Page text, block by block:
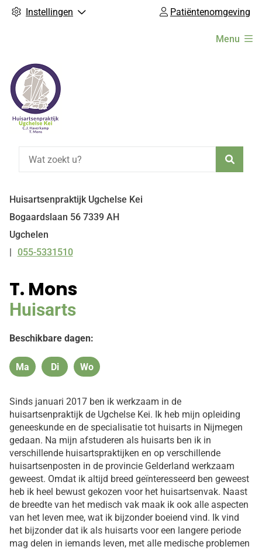
Instellingen Patiëntenomgeving
Menu
Huisartsenpraktijk Ugchelse Kei
Bogaardslaan 56 7339 AH
Ugchelen
Tel:
055-5331510
T. Mons
Huisarts
Beschikbare dagen:
Maandag
Ma Dinsdag
Di Woensdag
Wo
Sinds januari 2017 ben ik werkzaam in de
huisartsenpraktijk de Ugchelse Kei. Ik heb mijn opleiding
geneeskunde en de specialisatie tot huisarts in Nijmegen
gedaan. Na mijn afstuderen als huisarts ben ik in
verschillende huisartspraktijken en op verschillende
huisartsenposten in de provincie Gelderland werkzaam
geweest. Omdat ik altijd breed geïnteresseerd ben geweest
heb ik heel bewust gekozen voor het huisartsenvak. Naast
de breedte van het medisch vak maak ik ook alle aspecten
van het leven mee, wat ik bijzonder boeiend vind. Ik vind
het bijzonder dat ik als huisarts voor een langere periode
mag delen in iemands leven, met alle medische problemen